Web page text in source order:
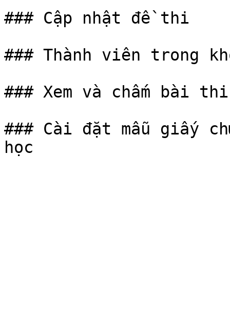
### Cập nhật đề thi
### Thành viên trong
### Xem và chấm bài thi
### Cài đặt mẫu giấy